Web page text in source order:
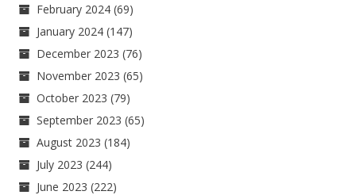
February 2024 (69)
January 2024 (147)
December 2023 (76)
November 2023 (65)
October 2023 (79)
September 2023 (65)
August 2023 (184)
July 2023 (244)
June 2023 (222)